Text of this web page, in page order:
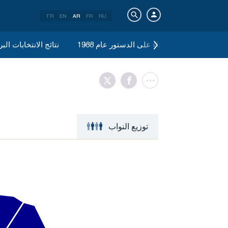
TR EN AR FR RU
نتائج الانتخابات نتائج الاستفتاء على الدستور عام 1988
توزيع النواب